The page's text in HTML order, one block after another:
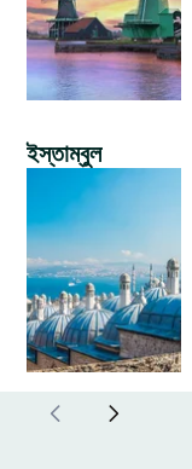
ইস্তাম্বুল